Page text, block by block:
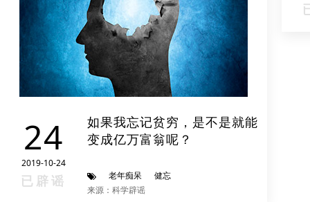
24
2019-10-24
已辟谣
如果我忘记贫穷，是不是就能
变成亿万富翁呢？
老年痴呆
健忘
来源：科学辟谣